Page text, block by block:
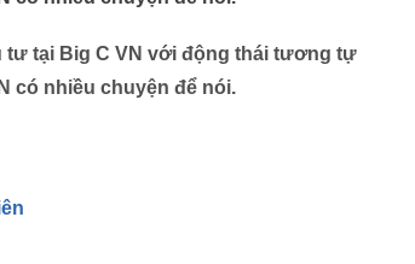
tại Big C VN với động thái tương tự
có nhiều chuyện để nói.